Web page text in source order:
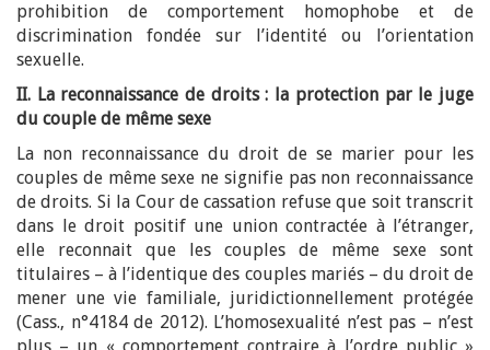
prohibition de comportement homophobe et de
discrimination fondée sur l’identité ou l’orientation
sexuelle.
II. La reconnaissance de droits : la protection par le juge
du couple de même sexe
La non reconnaissance du droit de se marier pour les
couples de même sexe ne signifie pas non reconnaissance
de droits. Si la Cour de cassation refuse que soit transcrit
dans le droit positif une union contractée à l’étranger,
elle reconnait que les couples de même sexe sont
titulaires – à l’identique des couples mariés – du droit de
mener une vie familiale, juridictionnellement protégée
(Cass., n°4184 de 2012). L’homosexualité n’est pas – n’est